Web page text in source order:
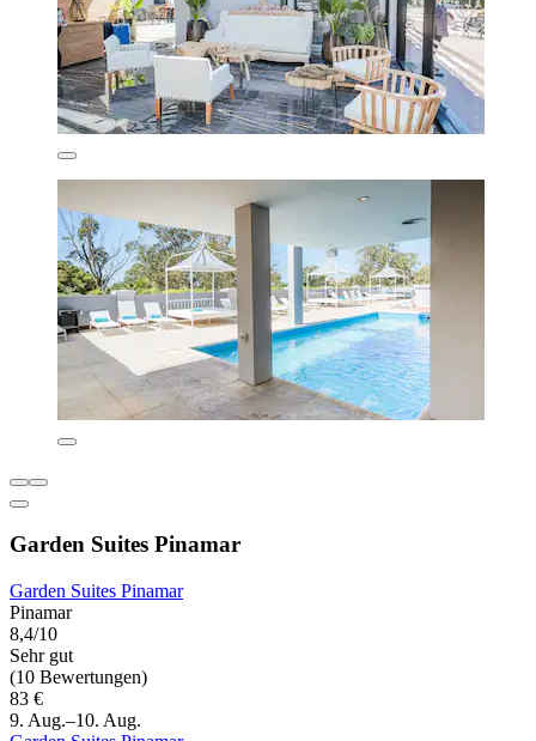
Garden Suites Pinamar
Garden Suites Pinamar
Pinamar
8,4/10
Sehr gut
(10 Bewertungen)
83 €
9. Aug.–10. Aug.